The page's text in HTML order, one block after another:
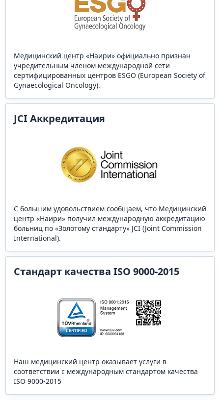
Медицинский центр «Наири» официально признан
учредительным членом международной сети
сертифицированных центров ESGO (European Society of
Gynaecological Oncology).
JCI Аккредитация
С большим удовольствием сообщаем, что Медицинский
центр «Наири» получил международную аккредитацию
больниц по «Золотому стандарту» JCI (Joint Commission
International).
Стандарт качества ISO 9000-2015
Наш медицинский центр оказывает услуги в
соответствии с международным стандартом качества
ISO 9000-2015